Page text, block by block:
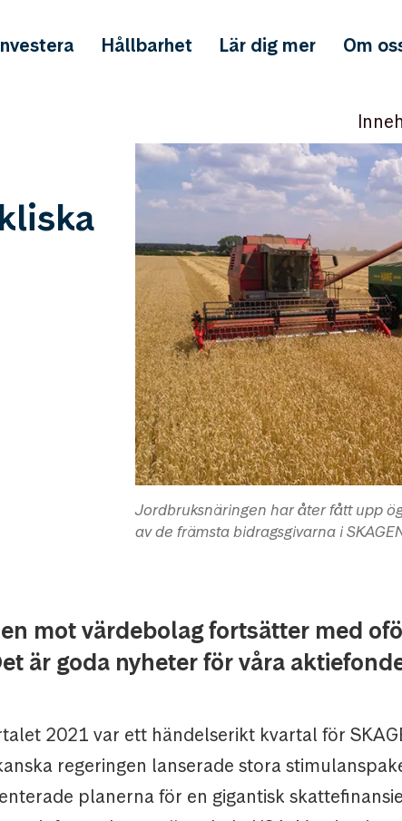
Hållbarhet Lär dig mer Om
Jordbruksnäringen har åter fått upp
av de främsta bidragsgivarna i
mot värdebolag fortsätter med
är goda nyheter för våra
2021 var ett händelserikt kvartal för
regeringen lanserade stora
planerna för en gigantisk